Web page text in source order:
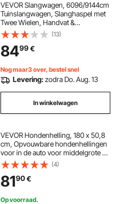
VEVOR Slangwagen, 6096/9144cm
Tuinslangwagen, Slanghaspel met
Twee Wielen, Handvat &
Opbergmand, Multifunctionele
Slanghaspel voor Tuin, Auto
675x610x900mm
(13)
8499€
Nog maar3 over, bestel snel
Levering:zodra Do. Aug. 13
In winkelwagen
VEVOR Hondenhelling, 180 x 50,8
cm, Opvouwbare hondenhellingen
voor in de auto voor middelgrote en
grote honden tot 113 kg,
Hondentrap met antislip Oxford-
stofoppervlak, Draagbare
instaphulp voor SUV's en
vrachtwagens
(4)
8190€
Op voorraad.